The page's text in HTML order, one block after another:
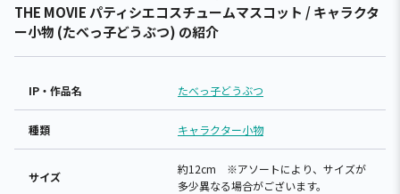
THE MOVIE パティシエコスチュームマスコット / キャラクタ
ー小物 (たべっ子どうぶつ) の紹介
IP・作品名 たべっ子どうぶつ
種類 キャラクター小物
サイズ
約12cm ※アソートにより、サイズが
多少異なる場合がございます。